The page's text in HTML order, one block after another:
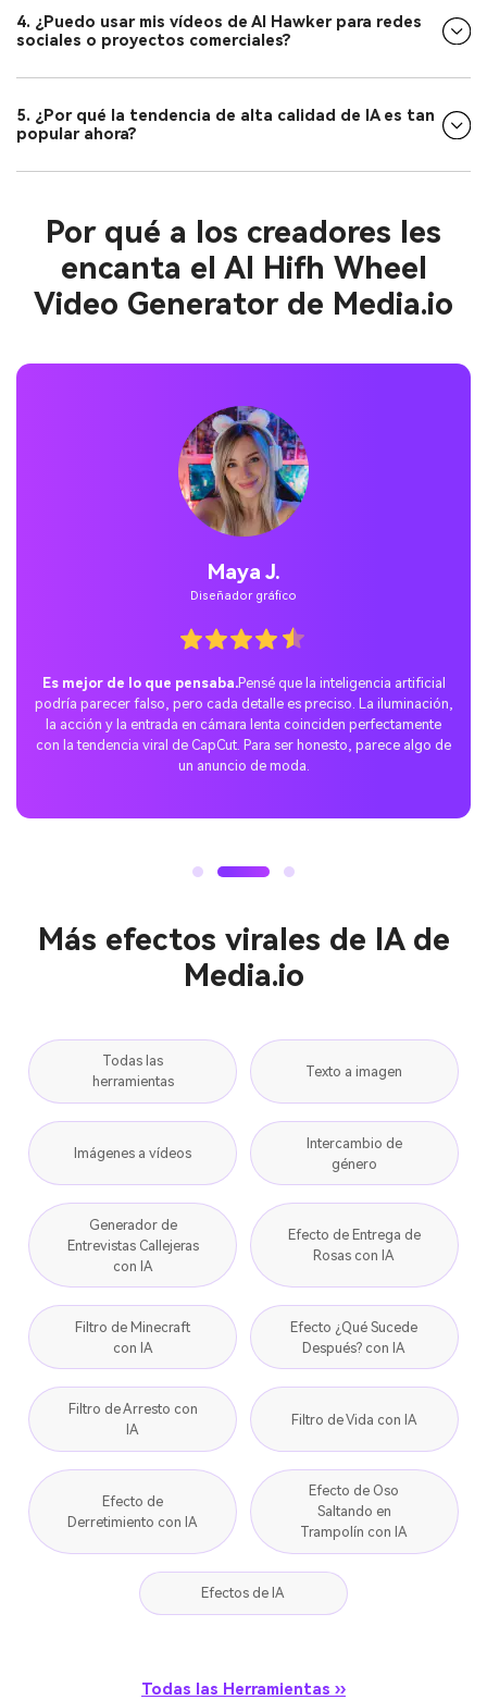
4. ¿Puedo usar mis vídeos de AI Hawker para redes
sociales o proyectos comerciales?
5. ¿Por qué la tendencia de alta calidad de IA es tan
popular ahora?
Por qué a los creadores les
encanta el AI Hifh Wheel
Video Generator de Media.io
Jordan Pass.
Usuarios temporales
La sorpresa perfecta de TikTok.Me uní a la tendencia de las
apuestas de alta inteligencia artificial usando los consejos de
Media.io y rápidamente explotaron. A la gente le gusta la riqueza
de la atmósfera de la vida, no puedo creer que lo haya hecho con
una sola foto. El post se hizo viral en cuestión de horas.
Más efectos virales de IA de
Media.io
Todas las
herramientas
Texto a imagen
Imágenes a vídeos
Intercambio de
género
Generador de
Entrevistas Callejeras
con IA
Efecto de Entrega de
Rosas con IA
Filtro de Minecraft
con IA
Efecto ¿Qué Sucede
Después? con IA
Filtro de Arresto con
IA
Filtro de Vida con IA
Efecto de
Derretimiento con IA
Efecto de Oso
Saltando en
Trampolín con IA
Efectos de IA
Todas las Herramientas ››